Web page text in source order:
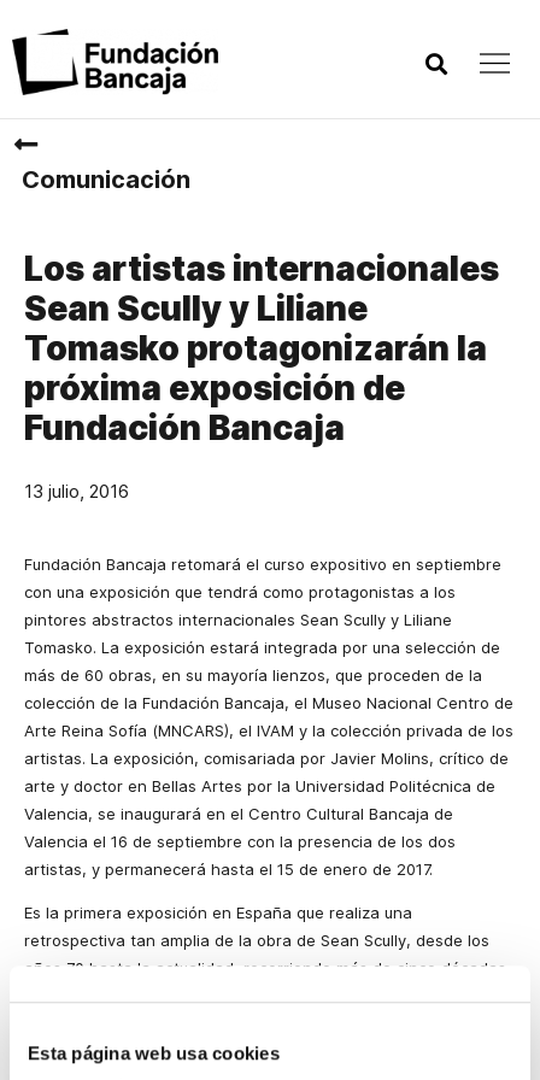
Esta página web usa cookies
Comunicación
Los artistas internacionales
Sean Scully y Liliane
Tomasko protagonizarán la
próxima exposición de
Fundación Bancaja
13 julio, 2016
Fundación Bancaja retomará el curso expositivo en septiembre
con una exposición que tendrá como protagonistas a los
pintores abstractos internacionales Sean Scully y Liliane
Tomasko. La exposición estará integrada por una selección de
más de 60 obras, en su mayoría lienzos, que proceden de la
colección de la Fundación Bancaja, el Museo Nacional Centro de
Arte Reina Sofía (MNCARS), el IVAM y la colección privada de los
artistas. La exposición, comisariada por Javier Molins, crítico de
arte y doctor en Bellas Artes por la Universidad Politécnica de
Valencia, se inaugurará en el Centro Cultural Bancaja de
Valencia el 16 de septiembre con la presencia de los dos
artistas, y permanecerá hasta el 15 de enero de 2017.
Es la primera exposición en España que realiza una
retrospectiva tan amplia de la obra de Sean Scully, desde los
años 70 hasta la actualidad, recorriendo más de cinco décadas
Liliane Tomasko, dos artistas que comparten también sus vidas.